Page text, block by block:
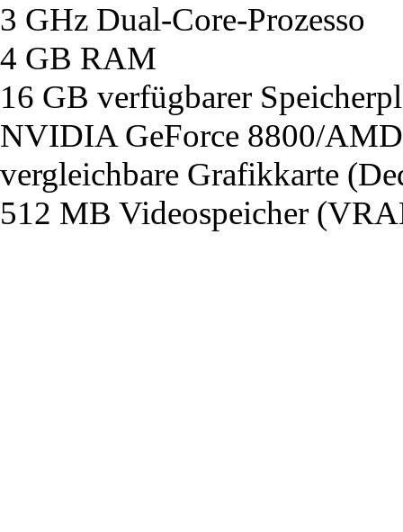
3 GHz Dual-Core-Prozesso
4 GB RAM
16 GB verfügbarer
NVIDIA GeForce 8800/
vergleichbare Grafikkarte
512 MB Videospeicher